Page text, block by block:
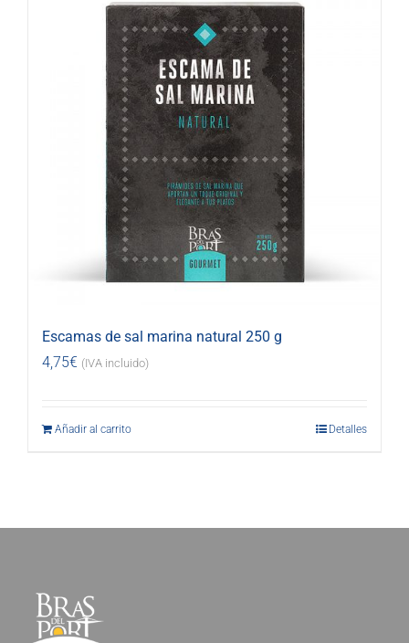
Escamas de sal marina natural 250 g
4,75€ (IVA incluido)
Añadir al carrito Detalles